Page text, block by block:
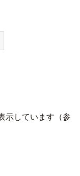
示しています（参